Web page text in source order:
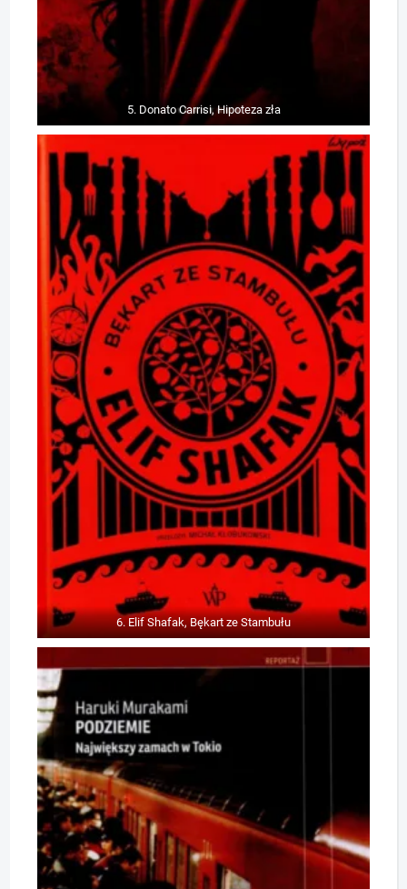
5. Donato Carrisi, Hipoteza zła
6. Elif Shafak, Bękart ze Stambułu